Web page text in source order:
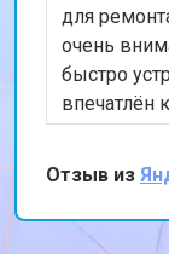
для
очень
быстро
впечатлён
скоростью
теперь
отличную
Отзыв из